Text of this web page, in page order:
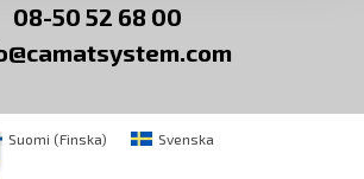
08-50 52 68 00
Suomi (Finska) Svenska